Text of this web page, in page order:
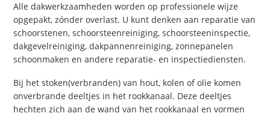
Alle dakwerkzaamheden worden op professionele wijze
opgepakt, zónder overlast. U kunt denken aan reparatie van
schoorstenen, schoorsteenreiniging, schoorsteeninspectie,
dakgevelreiniging, dakpannenreiniging, zonnepanelen
schoonmaken en andere reparatie- en inspectiediensten.
Bij het stoken(verbranden) van hout, kolen of olie komen
onverbrande deeltjes in het rookkanaal. Deze deeltjes
hechten zich aan de wand van het rookkanaal en vormen